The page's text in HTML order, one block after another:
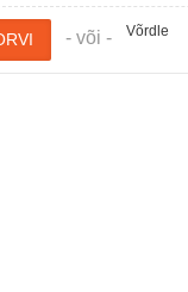
- või - Võrdle